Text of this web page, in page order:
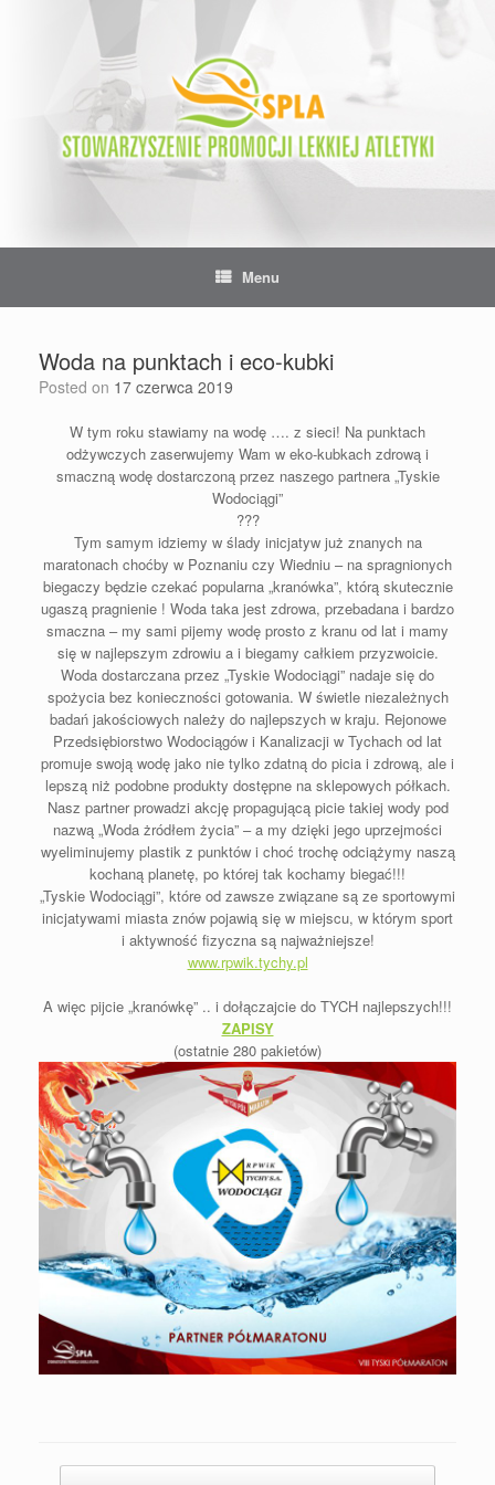
Menu
Woda na punktach i eco-kubki
Posted on 17 czerwca 2019
W tym roku stawiamy na wodę …. z sieci! Na punktach
odżywczych zaserwujemy Wam w eko-kubkach zdrową i
smaczną wodę dostarczoną przez naszego partnera „Tyskie
Wodociągi”
???
Tym samym idziemy w ślady inicjatyw już znanych na
maratonach choćby w Poznaniu czy Wiedniu – na spragnionych
biegaczy będzie czekać popularna „kranówka”, którą skutecznie
ugaszą pragnienie ! Woda taka jest zdrowa, przebadana i bardzo
smaczna – my sami pijemy wodę prosto z kranu od lat i mamy
się w najlepszym zdrowiu a i biegamy całkiem przyzwoicie.
Woda dostarczana przez „Tyskie Wodociągi” nadaje się do
spożycia bez konieczności gotowania. W świetle niezależnych
badań jakościowych należy do najlepszych w kraju. Rejonowe
Przedsiębiorstwo Wodociągów i Kanalizacji w Tychach od lat
promuje swoją wodę jako nie tylko zdatną do picia i zdrową, ale i
lepszą niż podobne produkty dostępne na sklepowych półkach.
Nasz partner prowadzi akcję propagującą picie takiej wody pod
nazwą „Woda żródłem życia” – a my dzięki jego uprzejmości
wyeliminujemy plastik z punktów i choć trochę odciążymy naszą
kochaną planetę, po której tak kochamy biegać!!!
„Tyskie Wodociągi”, które od zawsze związane są ze sportowymi
inicjatywami miasta znów pojawią się w miejscu, w którym sport
i aktywność fizyczna są najważniejsze!
www.rpwik.tychy.pl
A więc pijcie „kranówkę” .. i dołączajcie do TYCH najlepszych!!!
ZAPISY
(ostatnie 280 pakietów)